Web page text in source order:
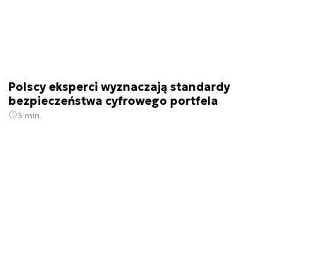
Polscy eksperci wyznaczają standardy
bezpieczeństwa cyfrowego portfela
3 min.